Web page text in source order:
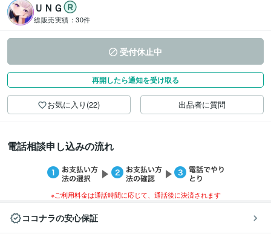
ＵＮＧ
総販売実績： 30件
受付休止中
再開したら通知を受け取る
お気に入り(22) 出品者に質問
電話相談申し込みの流れ
※ご利用料金は通話時間に応じて、通話後に決済されます
ココナラの安心保証